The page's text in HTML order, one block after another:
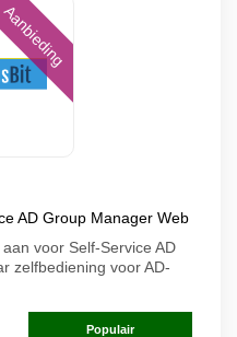
Aanbieding
AD Group Manager Web
voor Self-Service AD
zelfbediening voor AD-
Populair